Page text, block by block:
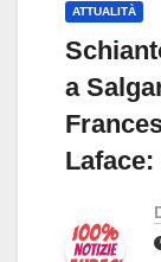
ATTUALITÀ
a